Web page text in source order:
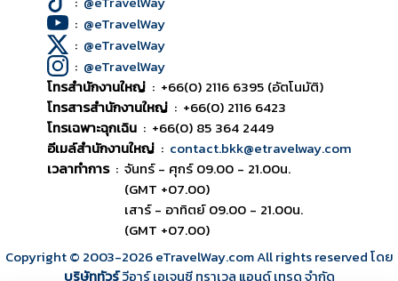
: @eTravelWay
: @eTravelWay
: @eTravelWay
โทรสำนักงานใหญ่ : +66(0) 2116 6395 (อัตโนมัติ)
โทรสารสำนักงานใหญ่ : +66(0) 2116 6423
โทรเฉพาะฉุกเฉิน : +66(0) 85 364 2449
อีเมล์สำนักงานใหญ่ : contact.bkk@etravelway.com
เวลาทำการ : จันทร์ - ศุกร์ 09.00 - 21.00น.
(GMT +07.00)
เสาร์ - อาทิตย์ 09.00 - 21.00น.
(GMT +07.00)
Copyright © 2003-2026eTravelWay.com All rights reserved โดย
บริษัททัวร์วีอาร์ เอเจนซี ทราเวล แอนด์ เทรด จำกัด